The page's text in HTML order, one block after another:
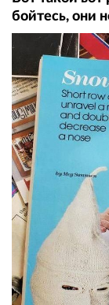
бойтесь, они